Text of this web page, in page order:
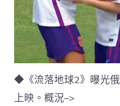
◆《流落地球2》曝光
上映。概況–>